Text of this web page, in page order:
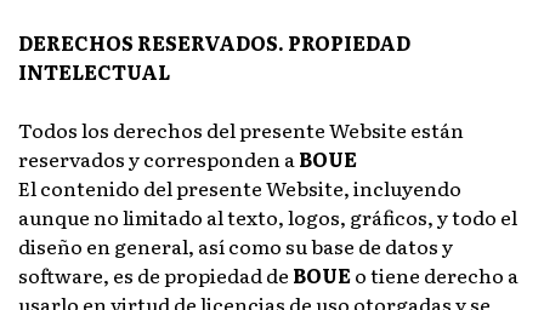
DERECHOS RESERVADOS. PROPIEDAD
INTELECTUAL
Todos los derechos del presente Website están
reservados y corresponden a BOUE
El contenido del presente Website, incluyendo
aunque no limitado al texto, logos, gráficos, y todo el
diseño en general, así como su base de datos y
software, es de propiedad de BOUEo tiene derecho a
usarlo en virtud de licencias de uso otorgadas y se